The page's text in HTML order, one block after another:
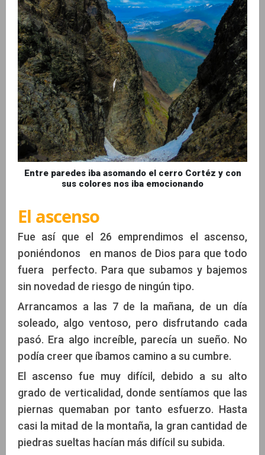
Entre paredes iba asomando el cerro Cortéz y con
sus colores nos iba emocionando
El ascenso
Fue así que el 26 emprendimos el ascenso,
poniéndonos en manos de Dios para que todo
fuera perfecto. Para que subamos y bajemos
sin novedad de riesgo de ningún tipo.
Arrancamos a las 7 de la mañana, de un día
soleado, algo ventoso, pero disfrutando cada
pasó. Era algo increíble, parecía un sueño. No
podía creer que íbamos camino a su cumbre.
El ascenso fue muy difícil, debido a su alto
grado de verticalidad, donde sentíamos que las
piernas quemaban por tanto esfuerzo. Hasta
casi la mitad de la montaña, la gran cantidad de
piedras sueltas hacían más difícil su subida.